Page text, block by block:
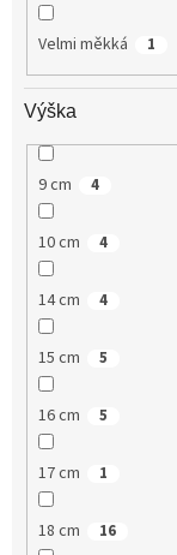
Velmi měkká 1
Výška
9 cm 4
10 cm 4
14 cm 4
15 cm 5
16 cm 5
17 cm 1
18 cm 16